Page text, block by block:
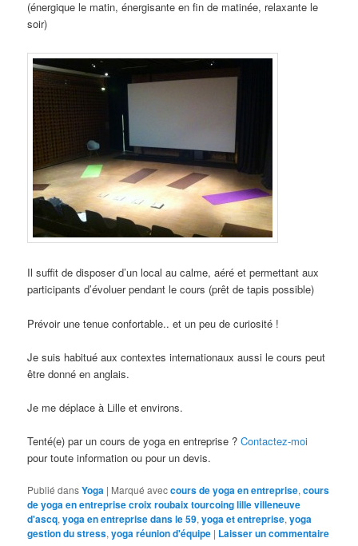
(énergique le matin, énergisante en fin de matinée, relaxante le
soir)
Il suffit de disposer d’un local au calme, aéré et permettant aux
participants d’évoluer pendant le cours (prêt de tapis possible)
Prévoir une tenue confortable.. et un peu de curiosité !
Je suis habitué aux contextes internationaux aussi le cours peut
être donné en anglais.
Je me déplace à Lille et environs.
Tenté(e) par un cours de yoga en entreprise ?Contactez-moi
pour toute information ou pour un devis.
Publié dansYoga | Marqué aveccours de yoga en entreprise,cours
de yoga en entreprise croix roubaix tourcoing lille villeneuve
d'ascq,yoga en entreprise dans le 59,yoga et entreprise,yoga
gestion du stress,yoga réunion d'équipe | Laisser un commentaire